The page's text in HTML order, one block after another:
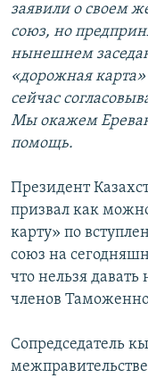
заявили о своем
союз, но
нынешнем
«дорожная
сейчас
Мы окажем
помощь.
Президент
призвал как
карту» по
союз на
что нельзя
членов
Сопредседатель